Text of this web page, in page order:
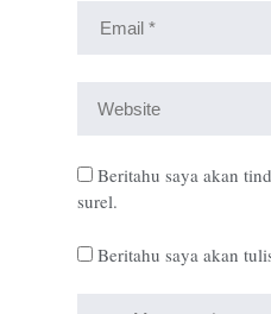
Beritahu saya akan
surel.
Beritahu saya akan